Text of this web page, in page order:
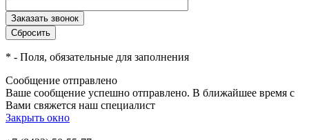
* - Поля, обязательные для заполнения
Сообщение отправлено
Ваше сообщение успешно отправлено. В ближайшее время с
Вами свяжется наш специалист
Закрыть окно